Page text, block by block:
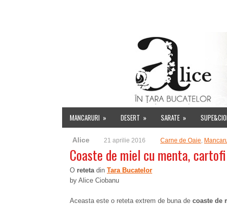
MANCARURI » DESERT » SARATE »
Alice 21 aprilie 2016 Carne de Oaie,
Coaste de miel cu menta,
O retetadin Tara Bucatelor
by Alice Ciobanu
Aceasta este o reteta extrem de buna de coaste de